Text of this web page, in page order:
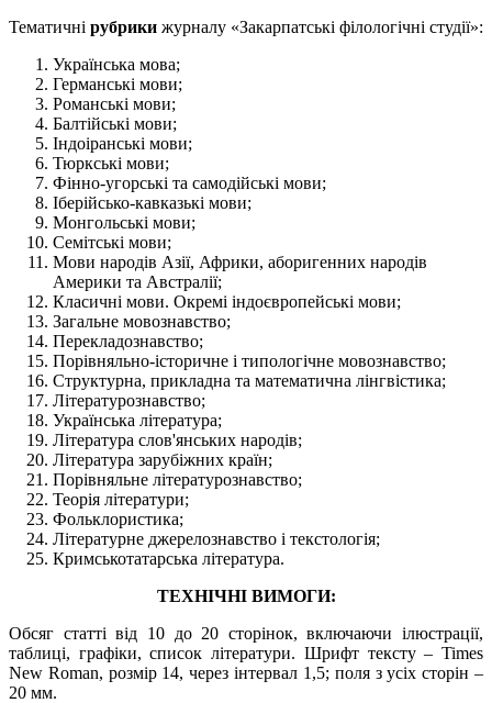
Тематичні рубрики журналу «Закарпатські філологічні студії»:
Українська мова;
Германські мови;
Романські мови;
Балтійські мови;
Індоіранські мови;
Тюркські мови;
Фінно-угорські та самодійські мови;
Іберійсько-кавказькі мови;
Монгольські мови;
Семітські мови;
Мови народів Азії, Африки, аборигенних народів
Америки та Австралії;
Класичні мови. Окремі індоєвропейські мови;
Загальне мовознавство;
Перекладознавство;
Порівняльно-історичне і типологічне мовознавство;
Структурна, прикладна та математична лінгвістика;
Літературознавство;
Українська література;
Література слов'янських народів;
Література зарубіжних країн;
Порівняльне літературознавство;
Теорія літератури;
Фольклористика;
Літературне джерелознавство і текстологія;
Кримськотатарська література.
ТЕХНІЧНІ ВИМОГИ:
Обсяг статті від 10 до 20 сторінок, включаючи ілюстрації,
таблиці, графіки, список літератури. Шрифт тексту – Times
New Roman, розмір 14, через інтервал 1,5; поля з усіх сторін –
20 мм.